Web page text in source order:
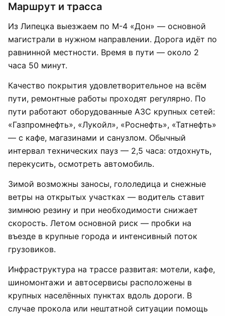
Маршрут и трасса
Из Липецка выезжаем по М-4 «Дон» — основной
магистрали в нужном направлении. Дорога идёт по
равнинной местности. Время в пути — около 2
часа 50 минут.
Качество покрытия удовлетворительное на всём
пути, ремонтные работы проходят регулярно. По
пути работают оборудованные АЗС крупных сетей:
«Газпромнефть», «Лукойл», «Роснефть», «Татнефть»
— с кафе, магазинами и санузлом. Обычный
интервал технических пауз — 2,5 часа: отдохнуть,
перекусить, осмотреть автомобиль.
Зимой возможны заносы, гололедица и снежные
ветры на открытых участках — водитель ставит
зимнюю резину и при необходимости снижает
скорость. Летом основной риск — пробки на
въезде в крупные города и интенсивный поток
грузовиков.
Инфраструктура на трассе развитая: мотели, кафе,
шиномонтажи и автосервисы расположены в
крупных населённых пунктах вдоль дороги. В
случае прокола или нештатной ситуации помощь